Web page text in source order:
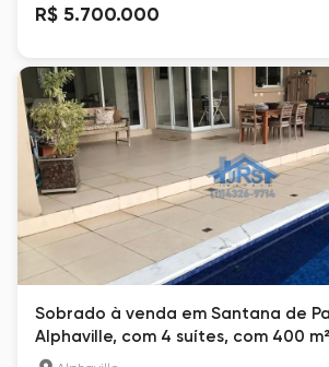
R$ 5.700.000
Sobrado à venda em Santana de
Alphaville, com 4 suítes, com 400